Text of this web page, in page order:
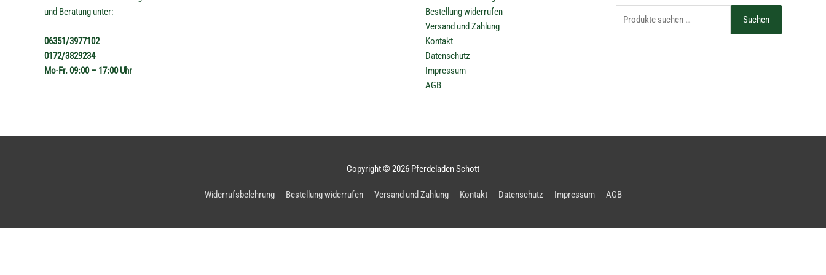
und Beratung unter:
06351/3977102
0172/3829234
Mo-Fr. 09:00 – 17:00 Uhr
Bestellung widerrufen
Versand und Zahlung
Kontakt
Datenschutz
Impressum
AGB
Suchen
Copyright © 2026 Pferdeladen Schott
Widerrufsbelehrung Bestellung widerrufen Versand und Zahlung Kontakt Datenschutz Impressum AGB